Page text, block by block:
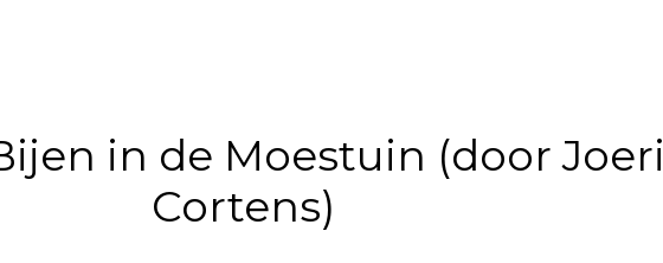
in de Moestuin (door Joeri
Cortens)